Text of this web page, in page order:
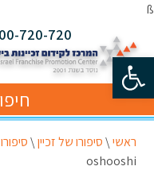
פתח סרגל נגישות
ß
720-720
ראשי\סיפורו של זכיין\
oshooshi